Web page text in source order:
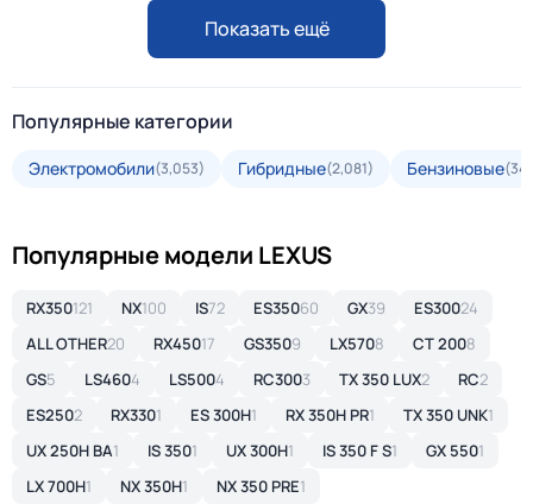
Показать ещё
Популярные категории
Электромобили(3,053) Гибридные(2,081) Бензиновые
Популярные модели LEXUS
RX350121 NX100 IS72 ES35060 GX39 ES30024
ALL OTHER20 RX45017 GS3509 LX5708 CT 2008
GS5 LS4604 LS5004 RC3003 TX 350 LUX2 RC2
ES2502 RX3301 ES 300H1 RX 350H PR1 TX 350 UNK1
UX 250H BA1 IS 3501 UX 300H1 IS 350 F S1 GX 5501
LX 700H1 NX 350H1 NX 350 PRE1